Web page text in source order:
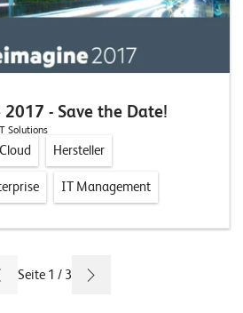
2017 - Save the Date!
Solutions
Hersteller
IT Management
Seite 1 / 3